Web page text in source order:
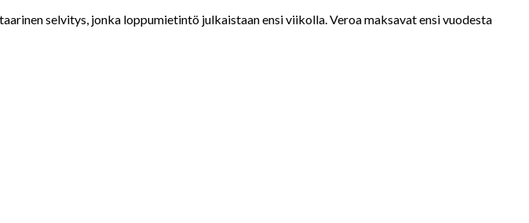
selvitys, jonka loppumietintö julkaistaan ensi viikolla. Veroa maksavat ensi vuodesta